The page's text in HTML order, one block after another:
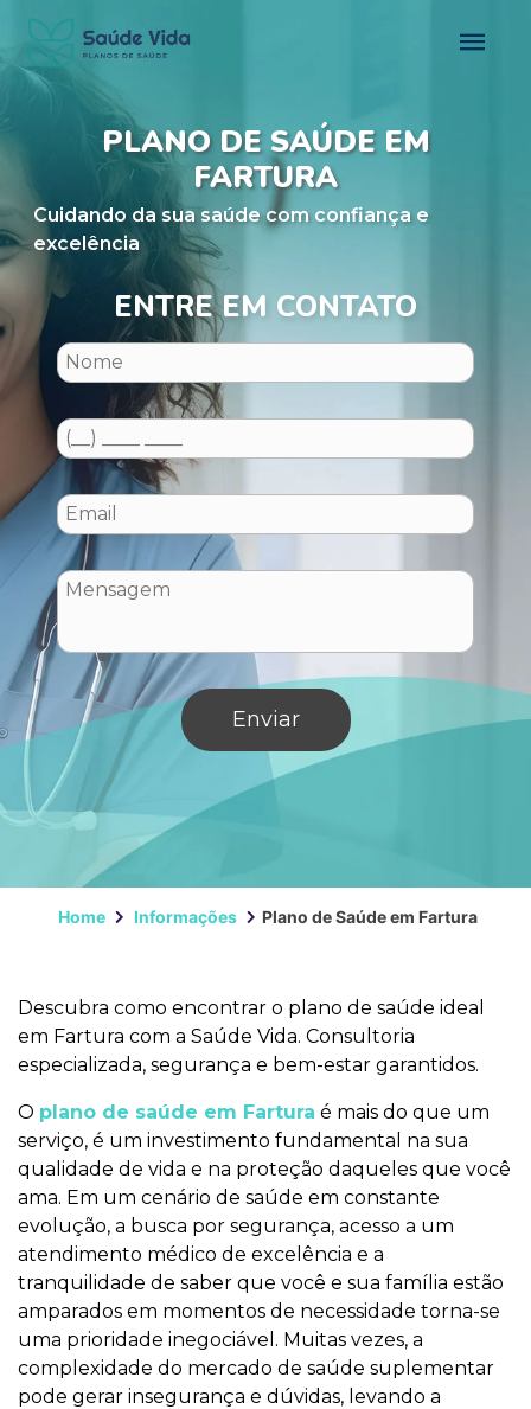
PLANO DE SAÚDE EM
FARTURA
Cuidando da sua saúde com confiança e
excelência
ENTRE EM CONTATO
Home Informações Plano de Saúde em Fartura
Descubra como encontrar o plano de saúde ideal
em Fartura com a Saúde Vida. Consultoria
especializada, segurança e bem-estar garantidos.
O plano de saúde em Fartura é mais do que um
serviço, é um investimento fundamental na sua
qualidade de vida e na proteção daqueles que você
ama. Em um cenário de saúde em constante
evolução, a busca por segurança, acesso a um
atendimento médico de excelência e a
tranquilidade de saber que você e sua família estão
amparados em momentos de necessidade torna-se
uma prioridade inegociável. Muitas vezes, a
complexidade do mercado de saúde suplementar
pode gerar insegurança e dúvidas, levando a